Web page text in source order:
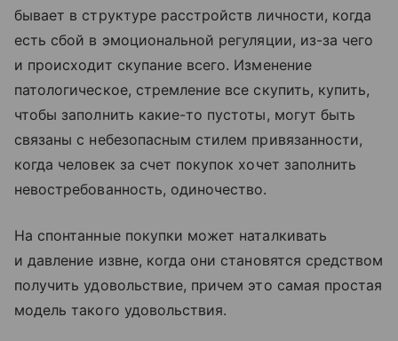
бывает в структуре расстройств личности, когда
есть сбой в эмоциональной регуляции, из-за чего
и происходит скупание всего. Изменение
патологическое, стремление все скупить, купить,
чтобы заполнить какие-то пустоты, могут быть
связаны с небезопасным стилем привязанности,
когда человек за счет покупок хочет заполнить
невостребованность, одиночество.
На спонтанные покупки может наталкивать
и давление извне, когда они становятся средством
получить удовольствие, причем это самая простая
модель такого удовольствия.